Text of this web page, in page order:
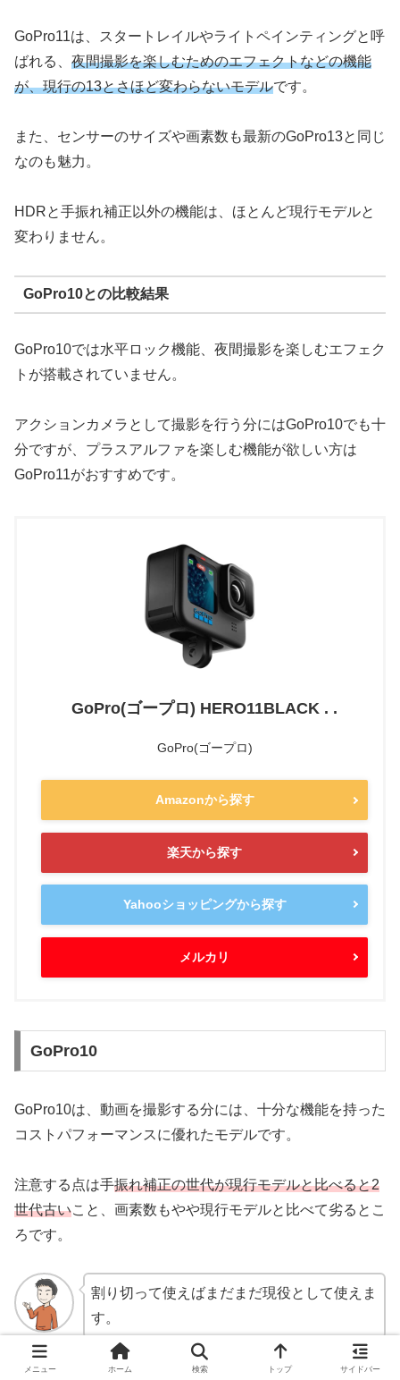
GoPro11は、スタートレイルやライトペインティングと呼
ばれる、 夜間撮影を楽しむためのエフェクトなどの機能
が、現行の13とさほど変わらないモデルです。
また、センサーのサイズや画素数も最新のGoPro13と同じ
なのも魅力。
HDRと手振れ補正以外の機能は、ほとんど現行モデルと
変わりません。
GoPro10との比較結果
GoPro10では水平ロック機能、夜間撮影を楽しむエフェク
トが搭載されていません。
アクションカメラとして撮影を行う分にはGoPro10でも十
分ですが、プラスアルファを楽しむ機能が欲しい方は
GoPro11がおすすめです。
GoPro(ゴープロ) HERO11BLACK . .
GoPro(ゴープロ)
Amazonから探す
楽天から探す
Yahooショッピングから探す
メルカリ
GoPro10
GoPro10は、動画を撮影する分には、十分な機能を持った
コストパフォーマンスに優れたモデルです。
注意する点は手振れ補正の世代が現行モデルと比べると2
世代古いこと、画素数もやや現行モデルと比べて劣るとこ
ろです。
割り切って使えばまだまだ現役として使えま
す。
メニュー ホーム 検索 トップ サイドバー